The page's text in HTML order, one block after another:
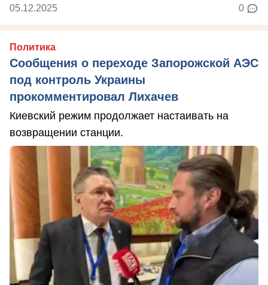
05.12.2025 0
Политика
Сообщения о переходе Запорожской АЭС
под контроль Украины
прокомментировал Лихачев
Киевский режим продолжает настаивать на
возвращении станции.